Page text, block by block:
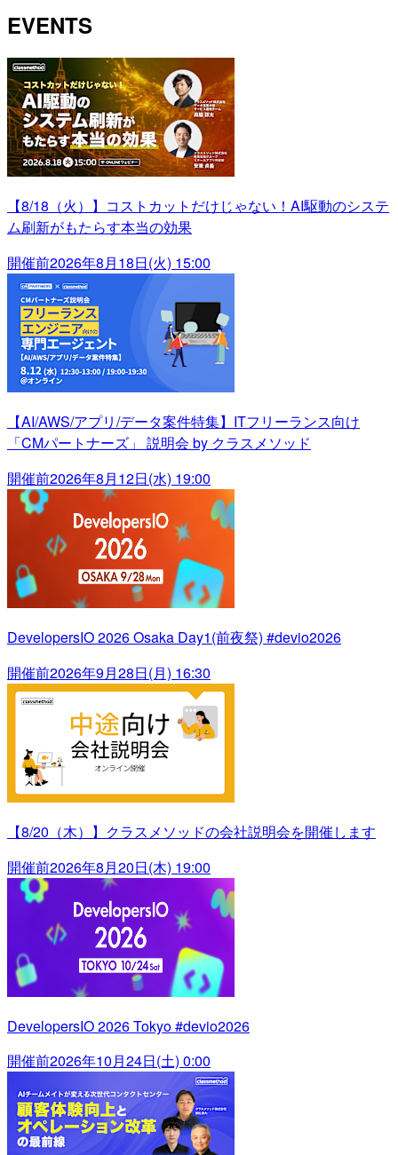
EVENTS
【8/18（火）】コストカットだけじゃない！AI駆動のシステ
ム刷新がもたらす本当の効果
開催前2026年8月18日(火) 15:00
【AI/AWS/アプリ/データ案件特集】ITフリーランス向け
「CMパートナーズ」 説明会 by クラスメソッド
開催前2026年8月12日(水) 19:00
DevelopersIO 2026 Osaka Day1(前夜祭) #devio2026
開催前2026年9月28日(月) 16:30
【8/20（木）】クラスメソッドの会社説明会を開催します
開催前2026年8月20日(木) 19:00
DevelopersIO 2026 Tokyo #devio2026
開催前2026年10月24日(土) 0:00